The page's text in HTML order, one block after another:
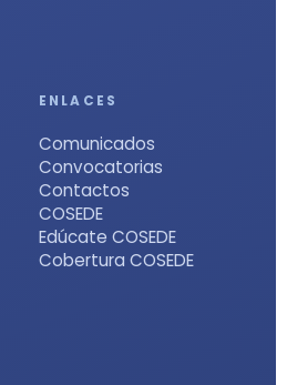
ENLACES
Comunicados
Convocatorias
Contactos
COSEDE
Edúcate COSEDE
Cobertura COSEDE